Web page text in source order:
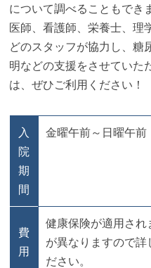
について調べることもでき
医師、看護師、栄養士、理
どのスタッフが協力し、糖
明などの支援をさせていた
は、ぜひご利用ください！
入
院
期
間
金曜午前～日曜午前
費
用
健康保険が適用さ
が異なりますので詳
ださい。